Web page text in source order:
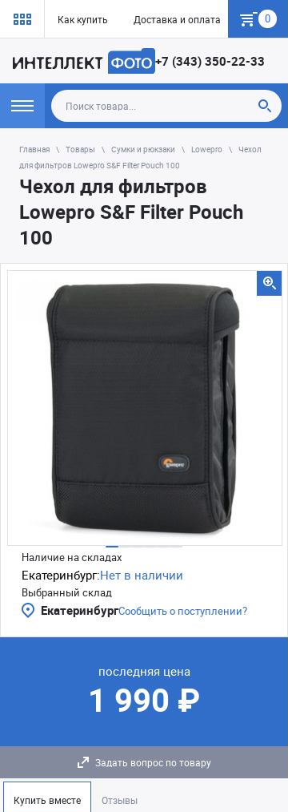
Как купить Доставка и оплата Гарантия
0
+7 (343) 350-22-33
Главная Товары Сумки и рюкзаки Lowepro
Чехол
для фильтров Lowepro S&F Filter Pouch 100
Чехол для фильтров
Lowepro S&F Filter Pouch
100
Наличие на складах
Екатеринбург:Нет в наличии
Выбранный склад
ЕкатеринбургСообщить о поступлении?
последняя цена
1 990 ₽
Задать вопрос по товару
Купить вместе Отзывы